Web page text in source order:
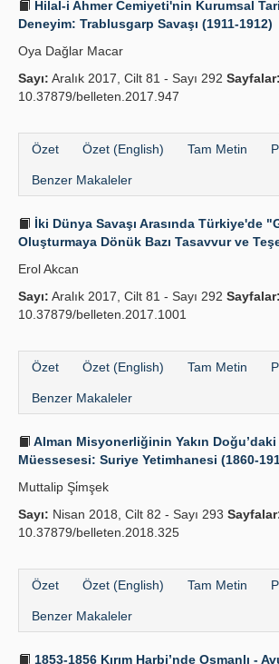
Hilal-i Ahmer Cemiyeti'nin Kurumsal
Deneyim: Trablusgarp Savaşı (1911-1912)
Oya Dağlar Macar
Sayı: Aralık 2017, Cilt 81 - Sayı 292 Sayfalar:
10.37879/belleten.2017.947
Özet Özet (English) Tam Metin
Benzer Makaleler
İki Dünya Savaşı Arasında Türkiye'de
Oluşturmaya Dönük Bazı Tasavvur ve
Erol Akcan
Sayı: Aralık 2017, Cilt 81 - Sayı 292 Sayfalar:
10.37879/belleten.2017.1001
Özet Özet (English) Tam Metin
Benzer Makaleler
Alman Misyonerliğinin Yakın
Müessesesi: Suriye Yetimhanesi (1860-
Muttalip Şi̇mşek
Sayı: Nisan 2018, Cilt 82 - Sayı 293
10.37879/belleten.2018.325
Özet Özet (English) Tam Metin
Benzer Makaleler
1853-1856 Kırım Harbi’nde Osmanlı -